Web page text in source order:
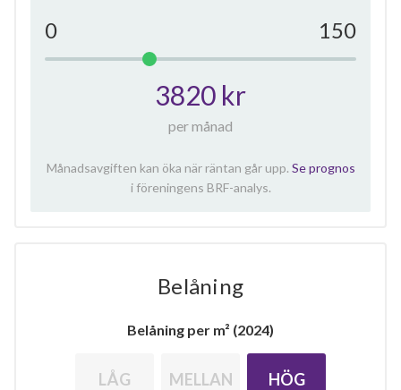
0 150
3820 kr
per månad
Månadsavgiften kan öka när räntan går upp. Se prognos
i föreningens BRF-analys.
Belåning
Belåning per m² (2024)
LÅG MELLAN HÖG